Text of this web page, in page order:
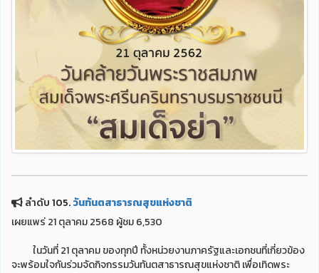
ลำดับ 105.วันทันตสาธารณสุขแห่งชาติ
เผยแพร่ 21 ตุลาคม 2568 ผู้ชม 6,530
ในวันที่ 21 ตุลาคม ของทุกปี ทั้งหน่วยงานภาครัฐและเอกชนที่เกี่ยวข้อง
จะพร้อมใจกันร่วมจัดกิจกรรมวันทันตสาธารณสุขแห่งชาติ เพื่อเทิดพระ